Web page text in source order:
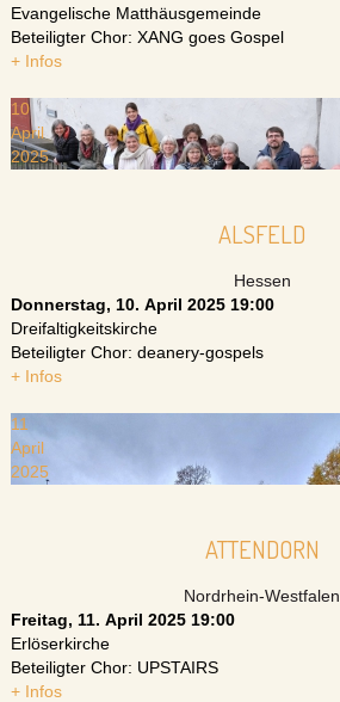
Evangelische Matthäusgemeinde
Beteiligter Chor: XANG goes Gospel
+ Infos
10
April
2025
ALSFELD
Hessen
Donnerstag, 10. April 2025 19:00
Dreifaltigkeitskirche
Beteiligter Chor: deanery-gospels
+ Infos
11
April
2025
ATTENDORN
Nordrhein-Westfalen
Freitag, 11. April 2025 19:00
Erlöserkirche
Beteiligter Chor: UPSTAIRS
+ Infos